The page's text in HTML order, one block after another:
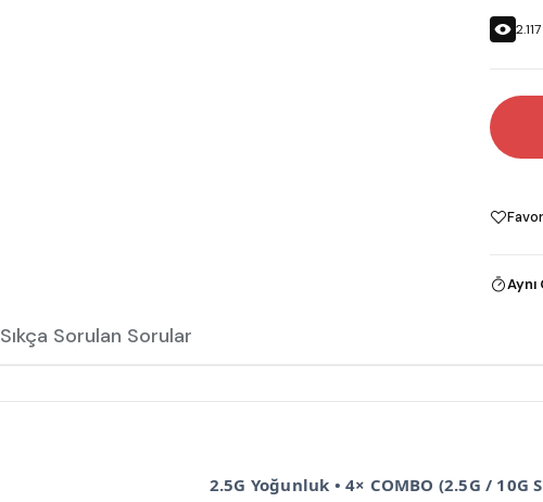
2.117
Aynı
Sıkça Sorulan Sorular
2.5G Yoğunluk • 4× COMBO (2.5G / 10G